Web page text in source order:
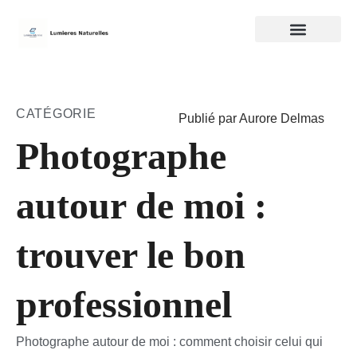
CATÉGORIE Publié par Aurore Delmas
Photographe
autour de moi :
trouver le bon
professionnel
Photographe autour de moi : comment choisir celui qui